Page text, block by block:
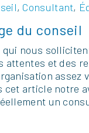
, Consultant,
du conseil
nous
attentes et des
assez
cet article notre
un